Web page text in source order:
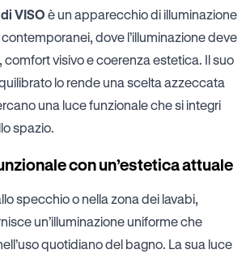
VISO è un apparecchio di illuminazione
dove l’illuminazione deve
visivo e coerenza estetica. Il suo
lo rende una scelta azzeccata
una luce funzionale che si integri
spazio.
con un’estetica attuale
specchio o nella zona dei lavabi,
un’illuminazione uniforme che
quotidiano del bagno. La sua luce